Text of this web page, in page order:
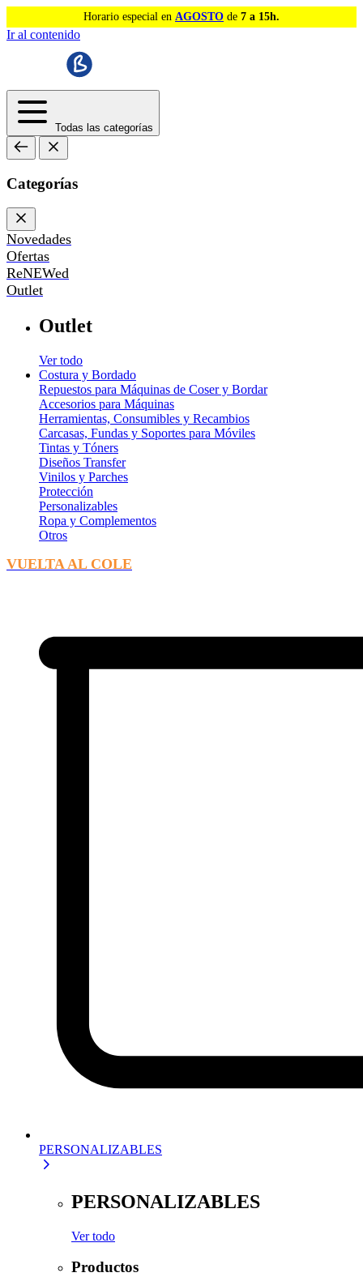
Horario especial en AGOSTO de 7 a 15h.
Ir al contenido
Todas las categorías
Categorías
Novedades
Ofertas
ReNEWed
Outlet
Outlet
Ver todo
Costura y Bordado
Repuestos para Máquinas de Coser y Bordar
Accesorios para Máquinas
Herramientas, Consumibles y Recambios
Carcasas, Fundas y Soportes para Móviles
Tintas y Tóners
Diseños Transfer
Vinilos y Parches
Protección
Personalizables
Ropa y Complementos
Otros
VUELTA AL COLE
PERSONALIZABLES
PERSONALIZABLES
Ver todo
Productos